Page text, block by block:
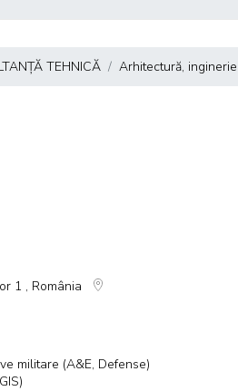
TEHNICĂ Arhitectură,
1 , România
militare (A&E, Defense)